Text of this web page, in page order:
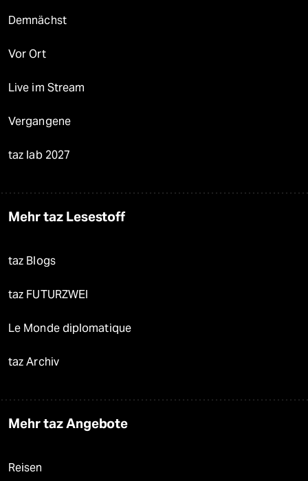
Demnächst
Vor Ort
Live im Stream
Vergangene
taz lab 2027
Mehr taz Lesestoff
taz Blogs
taz FUTURZWEI
Le Monde diplomatique
taz Archiv
Mehr taz Angebote
Reisen